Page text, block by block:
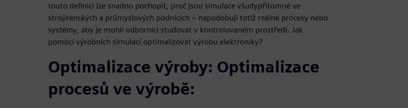
touto definicí lze snadno pochopit, proč jsou simulace všudypřítomné ve
strojírenských a průmyslových podnicích – napodobují totiž reálné procesy nebo
systémy, aby je mohli odborníci studovat v kontrolovaném prostředí. Jak
pomocí výrobních simulací optimalizovat výrobu elektroniky?
Optimalizace výroby: Optimalizace
procesů ve výrobě: